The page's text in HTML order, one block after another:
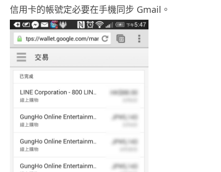
信用卡的帳號定必要在手機同步 Gmail。